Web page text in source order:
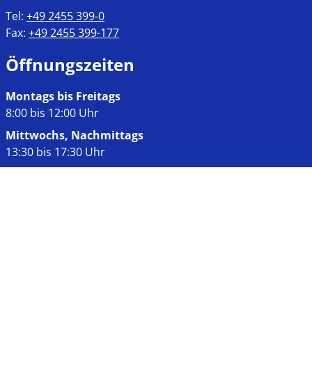
Tel: +49 2455 399-0
Fax: +49 2455 399-177
Öffnungszeiten
Montags bis Freitags
8:00 bis 12:00 Uhr
Mittwochs, Nachmittags
13:30 bis 17:30 Uhr